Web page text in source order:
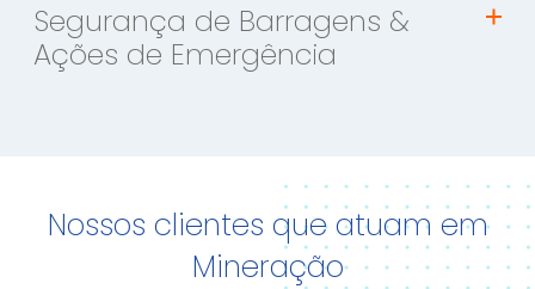
Segurança de Barragens &
Ações de Emergência
Nossos clientes que atuam em
Mineração